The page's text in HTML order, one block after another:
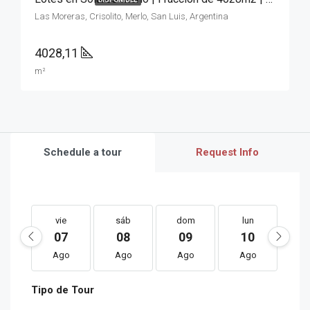
Las Moreras, Crisolito, Merlo, San Luis, Argentina
4028,11
m²
Schedule a tour Request Info
vie
07
Ago
sáb
08
Ago
dom
09
Ago
lun
10
Ago
sáb
Tipo de Tour